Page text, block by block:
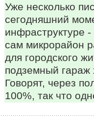
Уже несколько
сегодняшний
инфраструктуре
сам микрорайон
для городского
подземный
Говорят, через
100%, так что